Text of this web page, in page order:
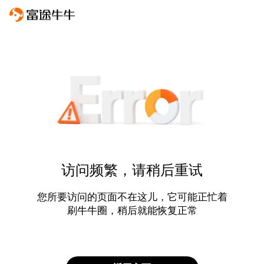
访问频繁，请稍后重试
您所要访问的页面不在这儿，它可能正忙着
刷牛牛圈，稍后就能恢复正常